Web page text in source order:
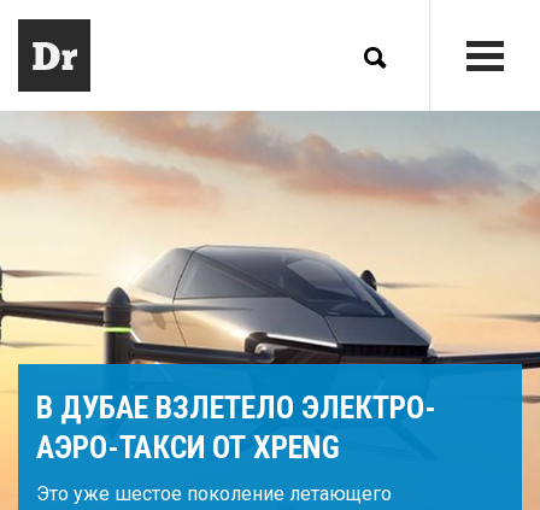
В ДУБАЕ ВЗЛЕТЕЛО ЭЛЕКТРО-
АЭРО-ТАКСИ ОТ XPENG
Это уже шестое поколение летающего